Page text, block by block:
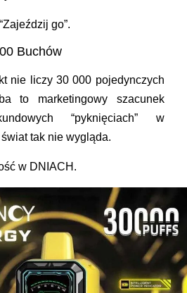
go”.
Buchów
nie liczy 30 000 pojedynczych
to marketingowy szacunek
“pyknięciach” w
tak nie wygląda.
w DNIACH .